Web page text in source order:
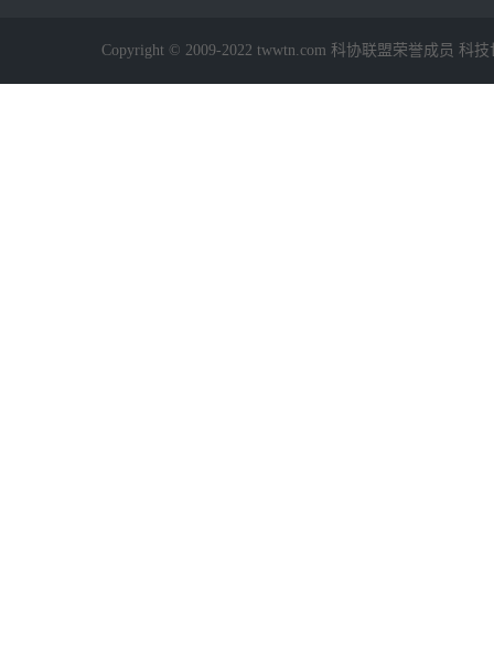
Copyright © 2009-2022 twwtn.com 科协联盟荣誉成员 科